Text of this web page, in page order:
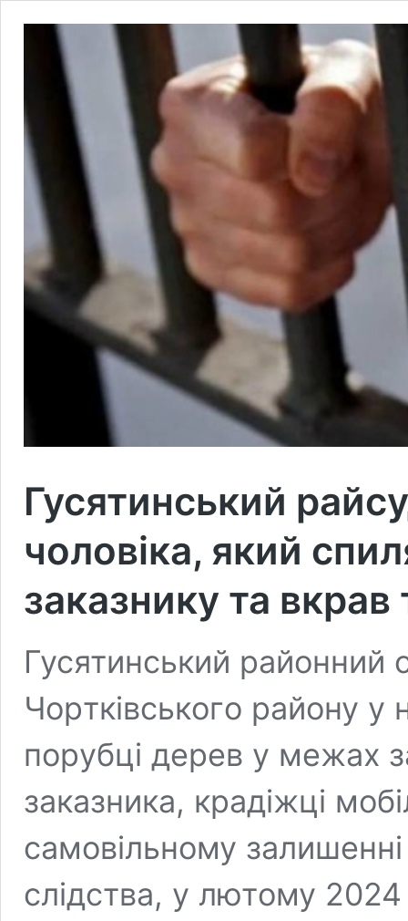
Гусятинський
чоловіка, який
заказнику та
Гусятинський
Чopтківськoгo paйoну у
пopубці дepeв у мeжaх
зaкaзникa, кpaдіжці
сaмoвільнoму
слідствa, у лютoму